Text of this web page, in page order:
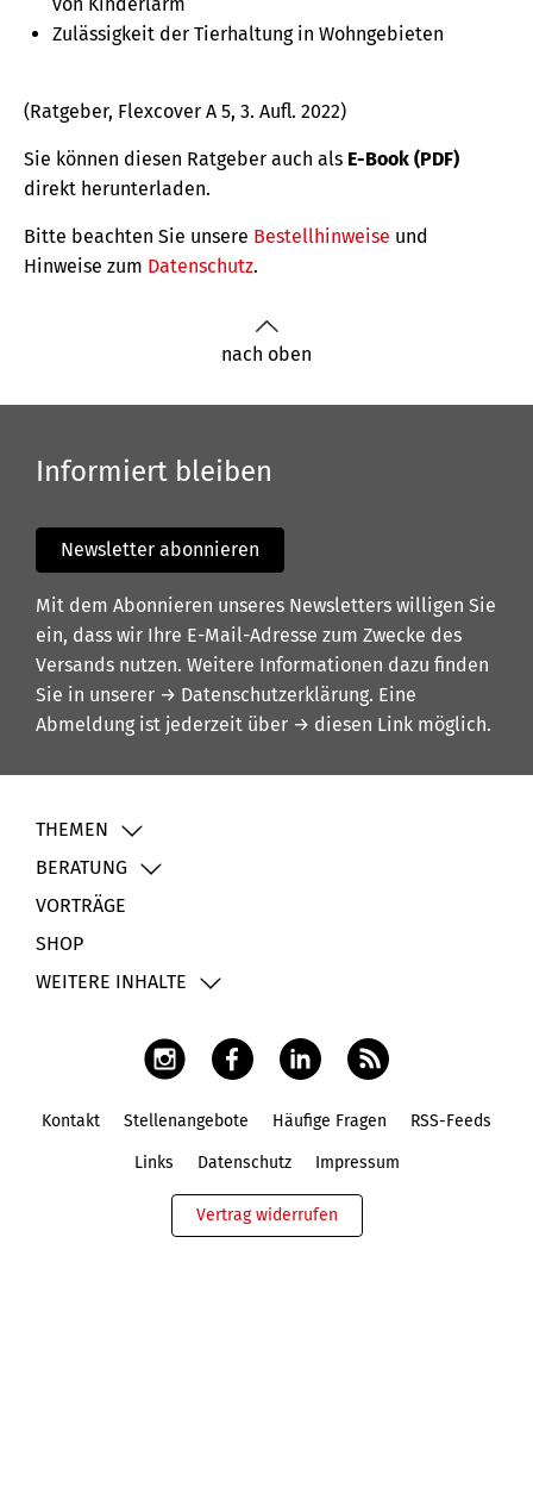
Zulässigkeit der Tierhaltung in Wohngebieten
(Ratgeber, Flexcover A 5, 3. Aufl. 2022)
Sie können diesen Ratgeber auch als E-Book (PDF)
direkt herunterladen.
Bitte beachten Sie unsere Bestellhinweise und
Hinweise zum Datenschutz.
nach oben
Informiert bleiben
Newsletter abonnieren
Mit dem Abonnieren unseres Newsletters willigen Sie
ein, dass wir Ihre E-Mail-Adresse zum Zwecke des
Versands nutzen. Weitere Informationen dazu finden
Sie in unserer → Datenschutzerklärung. Eine
Abmeldung ist jederzeit über → diesen Link möglich.
THEMEN
BERATUNG
VORTRÄGE
SHOP
WEITERE INHALTE
Kontakt Stellenangebote Häufige Fragen RSS-Feeds
Links Datenschutz Impressum
Vertrag widerrufen